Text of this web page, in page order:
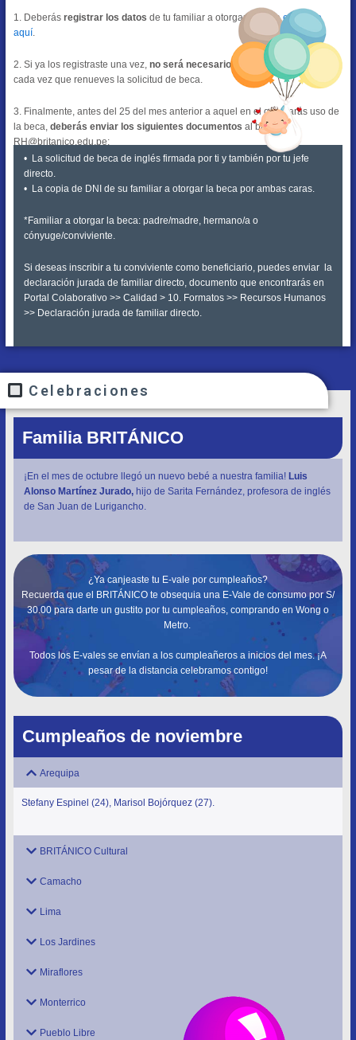
1. Deberás registrar los datos de tu familiar a otorgar la becaentrando
aquí.
2. Si ya los registraste una vez, no será necesario que lo vuelvas a hacer
cada vez que renueves la solicitud de beca.
3. Finalmente, antes del 25 del mes anterior a aquel en el que harás uso de
la beca, deberás enviar los siguientes documentos al buzón de
RH@britanico.edu.pe:
• La solicitud de beca de inglés firmada por ti y también por tu jefe
directo.
• La copia de DNI de su familiar a otorgar la beca por ambas caras.
*Familiar a otorgar la beca: padre/madre, hermano/a o
cónyuge/conviviente.
Si deseas inscribir a tu conviviente como beneficiario, puedes enviar la
declaración jurada de familiar directo, documento que encontrarás en
Portal Colaborativo >> Calidad > 10. Formatos >> Recursos Humanos
>> Declaración jurada de familiar directo.
Celebraciones
Familia BRITÁNICO
¡En el mes de octubre llegó un nuevo bebé a nuestra familia! Luis
Alonso Martínez Jurado, hijo de Sarita Fernández, profesora de inglés
de San Juan de Lurigancho.
¿Ya canjeaste tu E-vale por cumpleaños?
Recuerda que el BRITÁNICO te obsequia una E-Vale de consumo por S/
30.00 para darte un gustito por tu cumpleaños, comprando en Wong o
Metro.
Todos los E-vales se envían a los cumpleañeros a inicios del mes. ¡A
pesar de la distancia celebramos contigo!
Cumpleaños de noviembre
Arequipa
Stefany Espinel (24), Marisol Bojórquez (27).
BRITÁNICO Cultural
Camacho
Lima
Los Jardines
Miraflores
Monterrico
Pueblo Libre